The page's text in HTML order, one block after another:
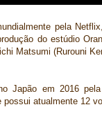
pela
do estúdio
Matsumi (Rurouni
Japão em 2016
atualmente 12